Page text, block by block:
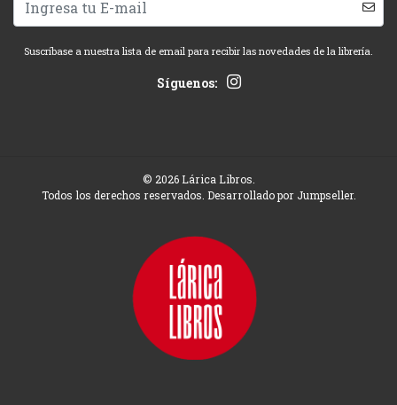
Suscríbase a nuestra lista de email para recibir las novedades de la librería.
Síguenos:
© 2026 Lárica Libros.
Todos los derechos reservados. Desarrollado por Jumpseller.